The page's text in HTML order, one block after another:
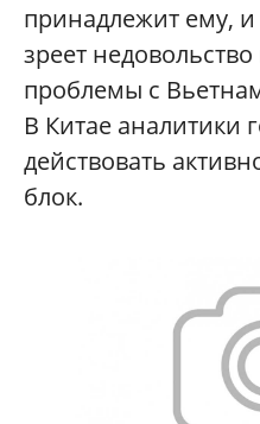
принадлежит ему, и
зреет
проблемы с
В Китае аналитики
действовать
блок.